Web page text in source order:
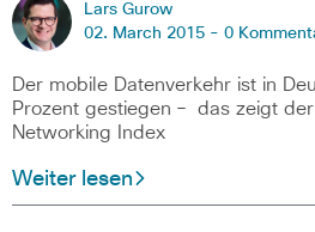
Lars Gurow
02. March 2015 - 0
Der mobile Datenverkehr ist in
Prozent gestiegen – das zeigt der
Networking Index
Weiter lesen